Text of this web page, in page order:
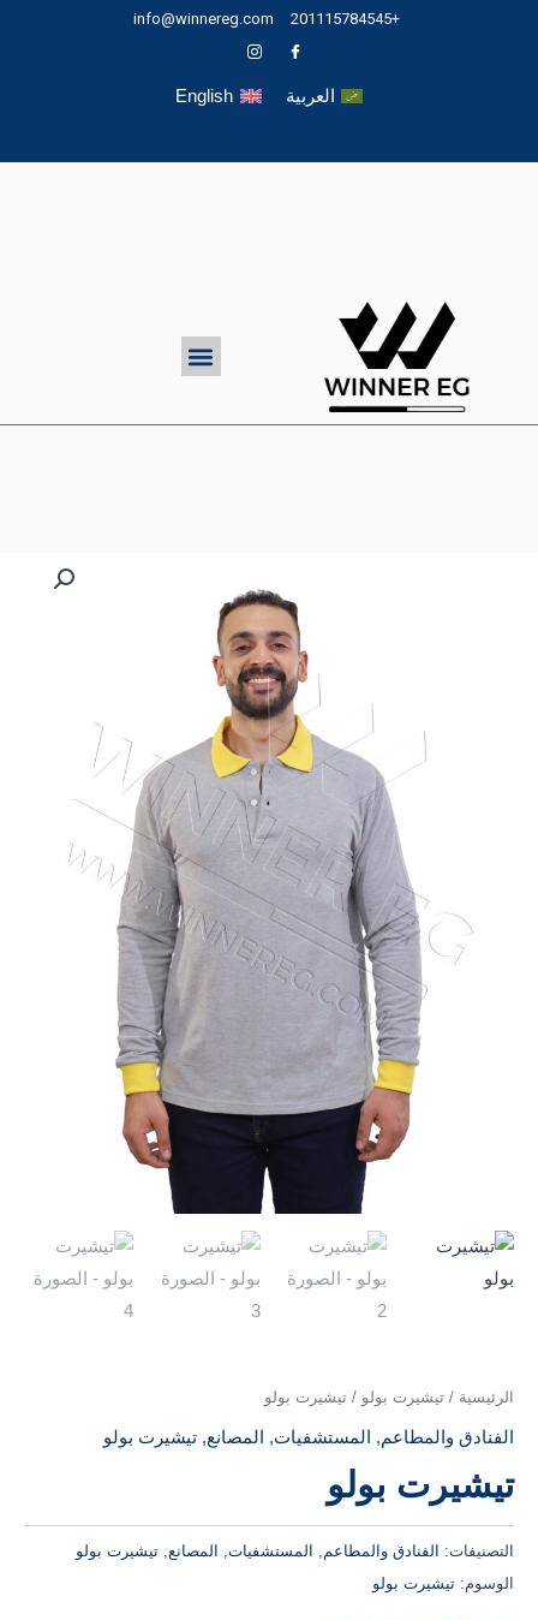
+201115784545
info@winnereg.com
العربية English
Menu
الرئيسية / تيشيرت بولو / تيشيرت بولو
الفنادق والمطاعم, المستشفيات, المصانع, تيشيرت بولو
تيشيرت بولو
التصنيفات: الفنادق والمطاعم المستشفيات المصانع تيشيرت بولو
الوسوم: تيشيرت بولو